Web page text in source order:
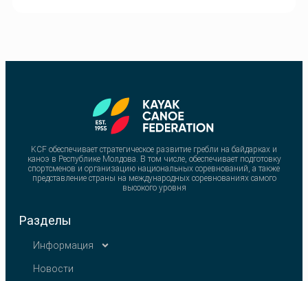
KCF обеспечивает стратегическое развитие гребли на байдарках и
каноэ в Республике Молдова. В том числе, обеспечивает подготовку
спортсменов и организацию национальных соревнований, а также
представление страны на международных соревнованиях самого
высокого уровня
Разделы
Информация
Новости